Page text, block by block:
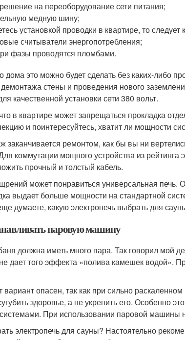
на переоборудование сети питания;
медную шину;
установкой проводки в квартире, то следует
считыватели энергопотребления;
фазы проводятся пломбами.
дома это можно будет сделать без каких-либо
стены и проведения нового
качественной установки сети 380 вольт.
в квартире может запрещаться прокладка
и поинтересуйтесь, хватит ли мощности
заканчивается ремонтом, как бы вы ни
коммутации мощного устройства из рейтинга
прочный и толстый кабель.
может понравиться универсальная печь.
выдает больше мощности на стандартной
думаете, какую электропечь выбрать для
паровую машину
должна иметь много пара. Так говорил мой
дает того эффекта «полива камешек водой».
вариант опасен, так как при сильно
здоровье, а не укрепить его. Особенно
При использовании паровой машины
электропечь для сауны? Настоятельно